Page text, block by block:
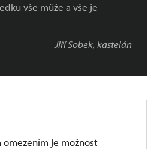
vše může a vše je
Jiří Sobek, kastelán
je možnost